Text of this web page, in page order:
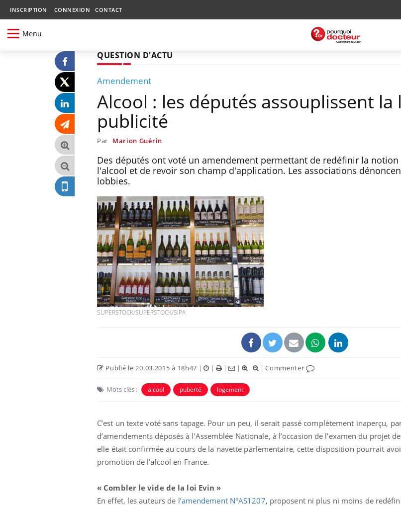
INSCRIPTION CONNEXION CONTACT
Menu
QUESTION D'ACTU
Amendement
Alcool : les députés assouplissent la
publicité
Par Marion Guérin
Des députés ont voté un amendement permettant de redéfinir la
l'alcool et de revoir son champ d'application. Les associations
lobbies.
SUPERSTOCK/SUPERSTOCK/SIPA
Publié le 20.03.2015 à 18h47 | | | | |Commenter
Mots clés : alcool puberté logement
C’est un texte voté sans tapage. Pour un peu, il serait passé complètement inaperçu,
d’amendements déposés à l’Assemblée Nationale, à l’occasion de l’examen du projet
elle était confirmée au cours de la navette parlementaire, cette disposition pourrait
promotion de l’alcool en France.
« Combler le vide de la loi Evin »
En effet, les auteurs de l’amendement N°AS1207, proposent ni plus ni moins de
Chikungunya, dengue,
West Nile : que se passe-
t-il dans le sud de la
France ?
Cytomégalovirus : ce qui
change dans la prise en
enceintes
elle enfin ?
Pourquoi votre ventre
gâche-t-il les premiers